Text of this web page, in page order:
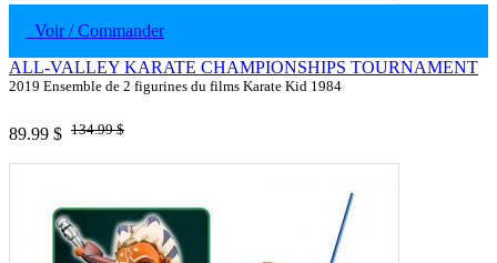
Voir / Commander
ALL-VALLEY KARATE CHAMPIONSHIPS TOURNAMENT
2019 Ensemble de 2 figurines du films Karate Kid 1984
89.99 $ 134.99 $